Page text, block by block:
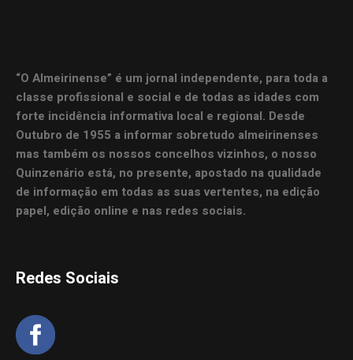
“O Almeirinense” é um jornal independente, para toda a
classe profissional e social e de todas as idades com
forte incidência informativa local e regional. Desde
Outubro de 1955 a informar sobretudo almeirinenses
mas também os nossos concelhos vizinhos, o nosso
Quinzenário está, no presente, apostado na qualidade
de informação em todas as suas vertentes, na edição
papel, edição online e nas redes sociais.
Redes Sociais